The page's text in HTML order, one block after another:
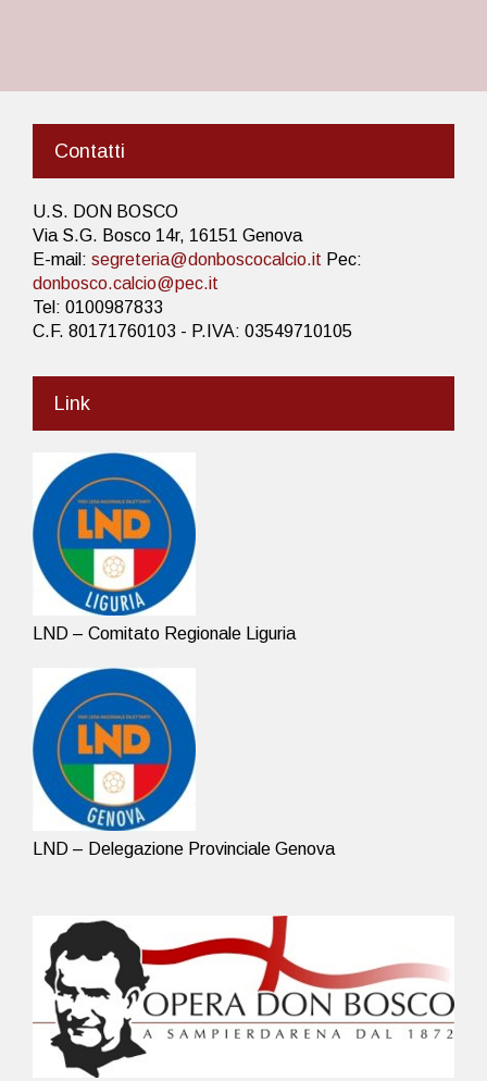
Contatti
U.S. DON BOSCO
Via S.G. Bosco 14r, 16151 Genova
E-mail: segreteria@donboscocalcio.it Pec:
donbosco.calcio@pec.it
Tel: 0100987833
C.F. 80171760103 - P.IVA: 03549710105
Link
LND – Comitato Regionale Liguria
LND – Delegazione Provinciale Genova